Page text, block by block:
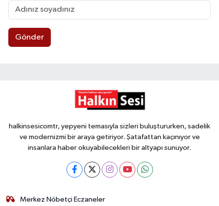
Gönder
halkinsesicomtr, yepyeni temasıyla sizleri buluştururken, sadelik
ve modernizmi bir araya getiriyor. Şatafattan kaçınıyor ve
insanlara haber okuyabilecekleri bir altyapı sunuyor.
Merkez Nöbetçi Eczaneler